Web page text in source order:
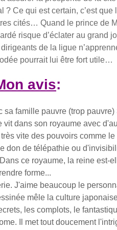
? Ce qui est certain, c’est que
cités… Quand le prince de
risque d’éclater au grand
de la ligue
pourrait lui être fort utile…
avis:
famille pauvre (trop
dans son royaume avec
vite des pouvoirs comme
don de télépathie ou
ce royaume, la reine est-
forme...
J'aime beaucoup le
mêle la culture
les complots, le
Il met tout doucement